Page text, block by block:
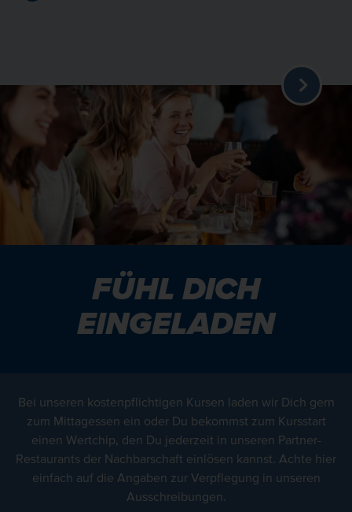
FÜHL DICH
EINGELADEN
Bei unseren kostenpflichtigen Kursen laden wir Dich gern
zum Mittagessen ein oder Du bekommst zum Kursstart
einen Wertchip, den Du jederzeit in unseren Partner-
Restaurants der Nachbarschaft einlösen kannst. Achte hier
einfach auf die Angaben zur Verpflegung in unseren
Ausschreibungen.